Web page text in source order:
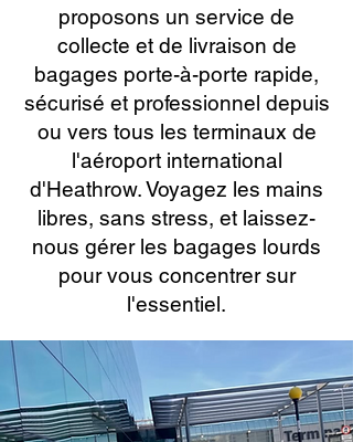
proposons un service de
collecte et de livraison de
bagages porte-à-porte rapide,
sécurisé et professionnel depuis
ou vers tous les terminaux de
l'aéroport international
d'Heathrow. Voyagez les mains
libres, sans stress, et laissez-
nous gérer les bagages lourds
pour vous concentrer sur
l'essentiel.